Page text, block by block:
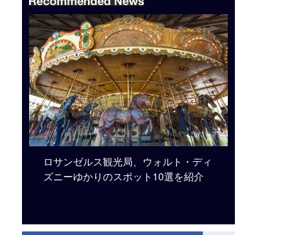
ロサンゼルス観光局、ウォルト・ディ
ズニーゆかりのスポット10選を紹介